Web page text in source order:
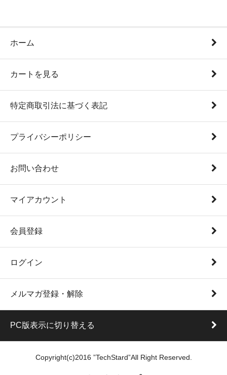
ホーム
カートを見る
特定商取引法に基づく表記
プライバシーポリシー
お問い合わせ
マイアカウント
会員登録
ログイン
メルマガ登録・解除
PC版表示に切り替える
Copyright(c)2016 ”TechStard”All Right Reserved.